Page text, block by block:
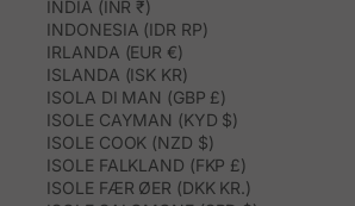
INDIA (INR ₹)
INDONESIA (IDR RP)
IRLANDA (EUR €)
ISLANDA (ISK KR)
ISOLA DI MAN (GBP £)
ISOLE CAYMAN (KYD $)
ISOLE COOK (NZD $)
ISOLE FALKLAND (FKP £)
ISOLE FÆR ØER (DKK KR.)